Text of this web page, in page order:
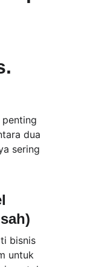
penting
dua
sering
bisnis
untuk